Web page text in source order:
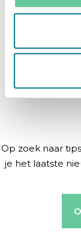
Op zoek naar
je het laatste